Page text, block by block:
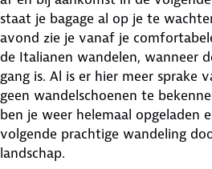
staat je bagage al op je te
avond zie je vanaf je
de Italianen wandelen, wanneer
gang is. Al is er hier meer sprake
geen wandelschoenen te
ben je weer helemaal opgeladen
volgende prachtige wandeling
landschap.